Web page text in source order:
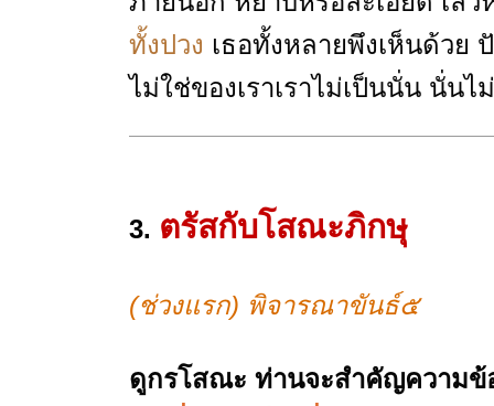
ทั้งปวง เธอทั้งหลายพึงเห็นด้วย
ไม่ใช่ของเราเราไม่เป็นนั่น นั่นไ
3. ตรัสกับโสณะภิกษุ
(ช่วงแรก) พิจารณาขันธ์๕
ดูกรโสณะ ท่านจะสำคัญความข้